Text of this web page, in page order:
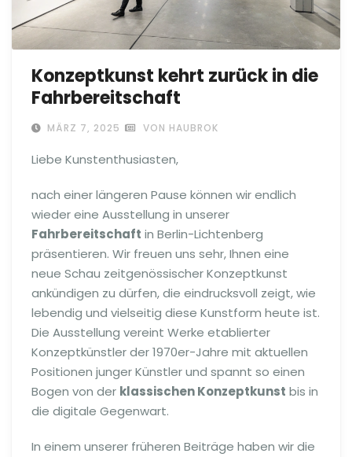
Konzeptkunst kehrt zurück in die
Fahrbereitschaft
MÄRZ 7, 2025 VON HAUBROK
Liebe Kunstenthusiasten,
nach einer längeren Pause können wir endlich
wieder eine Ausstellung in unserer
Fahrbereitschaft in Berlin-Lichtenberg
präsentieren. Wir freuen uns sehr, Ihnen eine
neue Schau zeitgenössischer Konzeptkunst
ankündigen zu dürfen, die eindrucksvoll zeigt, wie
lebendig und vielseitig diese Kunstform heute ist.
Die Ausstellung vereint Werke etablierter
Konzeptkünstler der 1970er-Jahre mit aktuellen
Positionen junger Künstler und spannt so einen
Bogen von der klassischen Konzeptkunst bis in
die digitale Gegenwart.
In einem unserer früheren Beiträge haben wir die